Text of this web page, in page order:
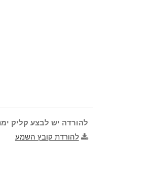
להורדה יש לבצע קליק
להורדת קובץ השמע